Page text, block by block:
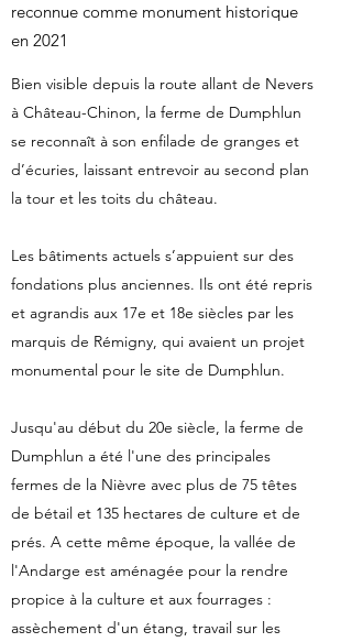
reconnue comme monument historique
en 2021
Bien visible depuis la route allant de Nevers
à Château-Chinon, la ferme de Dumphlun
se reconnaît à son enfilade de granges et
d’écuries, laissant entrevoir au second plan
la tour et les toits du château.
Les bâtiments actuels s’appuient sur des
fondations plus anciennes. Ils ont été repris
et agrandis aux 17e et 18e siècles par les
marquis de Rémigny, qui avaient un projet
monumental pour le site de Dumphlun.
Jusqu'au début du 20e siècle, la ferme de
Dumphlun a été l'une des principales
fermes de la Nièvre avec plus de 75 têtes
de bétail et 135 hectares de culture et de
prés. A cette même époque, la vallée de
l'Andarge est aménagée pour la rendre
propice à la culture et aux fourrages :
assèchement d'un étang, travail sur les